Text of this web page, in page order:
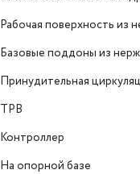
Рабочая поверхность из
Базовые поддоны из
Принудительная
ТРВ
Контроллер
На опорной базе